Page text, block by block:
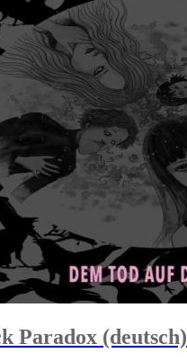
Paradox (deutsch)